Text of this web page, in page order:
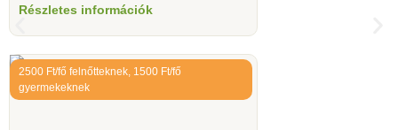
Részletes információk
2500 Ft/fő felnőtteknek, 1500 Ft/fő
gyermekeknek